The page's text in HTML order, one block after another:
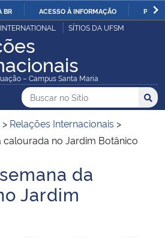
IR
PARA
O
CONTEÚDO
BR ACESSO À INFORMAÇÃO
Pública
e Abastecimento
INTERNATIONAL SÍTIOS DA UFSM
– Campus Santa Maria
do Sítio
Busca
Buscar no no Sítio
Busca:
> Relações Internacionais >
calourada no Jardim Botânico
da
Jardim